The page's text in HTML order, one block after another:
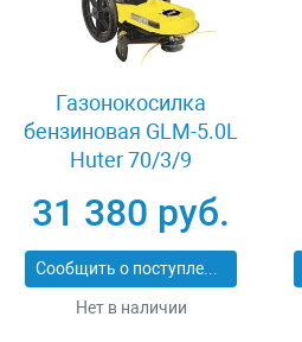
Газонокосилка
бензиновая GLM-5.0L
Huter 70/3/9
31 380 руб.
Сообщить о поступлении
Нет в наличии